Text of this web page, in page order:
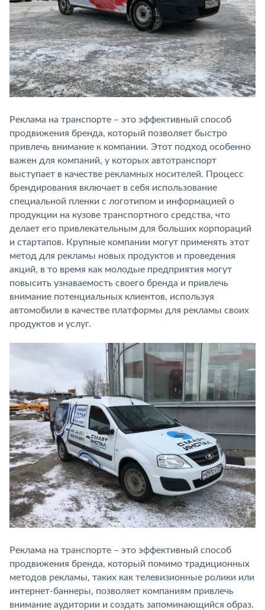
Реклама на транспорте – это эффективный способ
продвижения бренда, который позволяет быстро
привлечь внимание к компании. Этот подход особенно
важен для компаний, у которых автотранспорт
выступает в качестве рекламных носителей. Процесс
брендирования включает в себя использование
специальной пленки с логотипом и информацией о
продукции на кузове транспортного средства, что
делает его привлекательным для больших корпораций
и стартапов. Крупные компании могут применять этот
метод для рекламы новых продуктов и проведения
акций, в то время как молодые предприятия могут
повысить узнаваемость своего бренда и привлечь
внимание потенциальных клиентов, используя
автомобили в качестве платформы для рекламы своих
продуктов и услуг.
Реклама на транспорте – это эффективный способ
продвижения бренда, который помимо традиционных
методов рекламы, таких как телевизионные ролики или
интернет-баннеры, позволяет компаниям привлечь
внимание аудитории и создать запоминающийся образ.